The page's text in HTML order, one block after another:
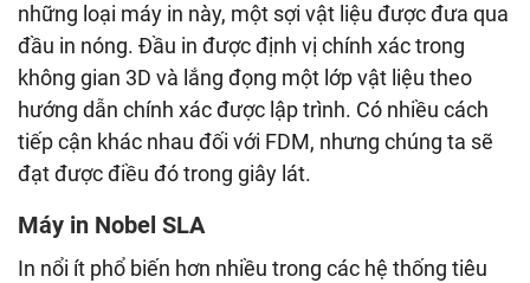
những loại máy in này, một sợi vật liệu được đưa qua
đầu in nóng. Đầu in được định vị chính xác trong
không gian 3D và lắng đọng một lớp vật liệu theo
hướng dẫn chính xác được lập trình. Có nhiều cách
tiếp cận khác nhau đối với FDM, nhưng chúng ta sẽ
đạt được điều đó trong giây lát.
Máy in Nobel SLA
In nổi ít phổ biến hơn nhiều trong các hệ thống tiêu